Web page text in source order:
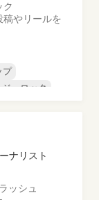
ク
稿やリールを
プ
・ロック
ナリスト
ッシュ